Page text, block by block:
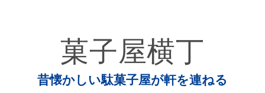
菓子屋横丁
昔懐かしい駄菓子屋が軒を連ねる